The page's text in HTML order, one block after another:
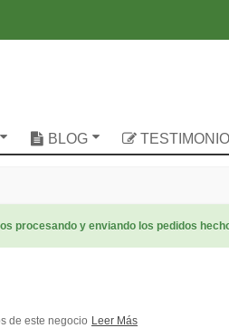
BLOG
procesando y enviando los pedidos
de este negocio Leer Más